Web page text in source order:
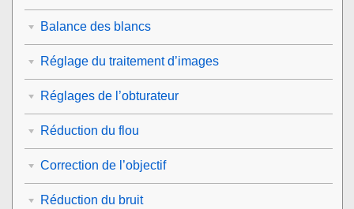
Balance des blancs
Réglage du traitement d’images
Réglages de l’obturateur
Réduction du flou
Correction de l’objectif
Réduction du bruit